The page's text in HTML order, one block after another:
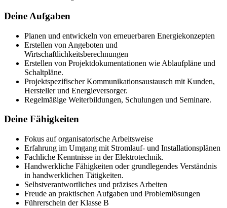
Deine Aufgaben
Planen und entwickeln von erneuerbaren Energiekonzepten
Erstellen von Angeboten und
Wirtschaftlichkeitsberechnungen
Erstellen von Projektdokumentationen wie Ablaufpläne und
Schaltpläne.
Projektspezifischer Kommunikationsaustausch mit Kunden,
Hersteller und Energieversorger.
Regelmäßige Weiterbildungen, Schulungen und Seminare.
Deine Fähigkeiten
Fokus auf organisatorische Arbeitsweise
Erfahrung im Umgang mit Stromlauf- und Installationsplänen
Fachliche Kenntnisse in der Elektrotechnik.
Handwerkliche Fähigkeiten oder grundlegendes Verständnis
in handwerklichen Tätigkeiten.
Selbstverantwortliches und präzises Arbeiten
Freude an praktischen Aufgaben und Problemlösungen
Führerschein der Klasse B